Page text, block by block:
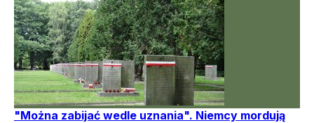
"Można zabijać wedle uznania". Niemcy mordują